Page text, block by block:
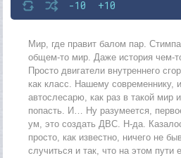
-10 +10
Мир, где правит балом пар.
общем-то мир. Даже история чем-
Просто двигатели внутреннего
как класс. Нашему современнику,
автослесарю, как раз в такой мир
попасть. И… Ну разумеется,
ум, это создать ДВС. Н-да.
просто, как известно, ничего не
случиться и так, что на этом пути